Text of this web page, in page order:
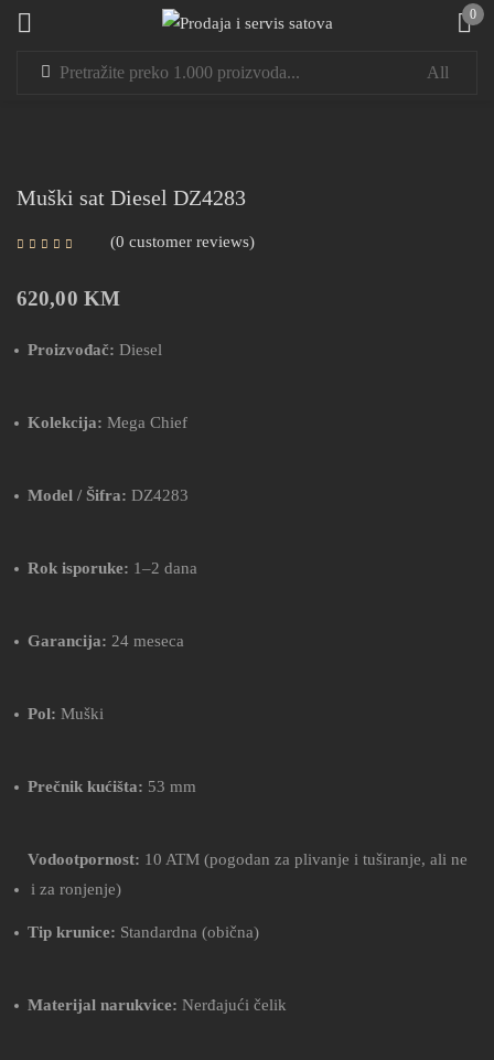
0
Muški sat Diesel DZ4283
0 customer reviews
620,00 KM
Proizvođač: Diesel
Kolekcija: Mega Chief
Model / Šifra: DZ4283
Rok isporuke: 1–2 dana
Garancija: 24 meseca
Pol: Muški
Prečnik kućišta: 53 mm
Vodootpornost: 10 ATM (pogodan za plivanje i tuširanje, ali ne
i za ronjenje)
Tip krunice: Standardna (obična)
Materijal narukvice: Nerđajući čelik
Sign in